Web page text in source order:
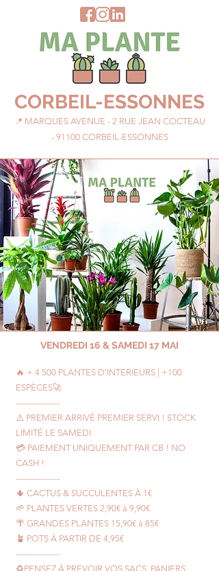
CORBEIL-ESSONNES
📍 MARQUES AVENUE - 2 RUE JEAN COCTEAU
- 91100 CORBEIL-ESSONNES
VENDREDI 16 & SAMEDI 17 MAI
🔥 + 4 500 PLANTES D'INTERIEURS | +100
ESPÈCES🚀
----------------
⚠️ PREMIER ARRIVÉ PREMIER SERVI ! STOCK
LIMITÉ LE SAMEDI
💳 PAIEMENT UNIQUEMENT PAR CB ! NO
CASH !
----------------
🌵 CACTUS & SUCCULENTES À 1€
🌱 PLANTES VERTES 2,90€ à 9,90€
🌴 GRANDES PLANTES 15,90€ à 85€
🪴 POTS À PARTIR DE 4,95€
----------------
♻️PENSEZ À PREVOIR VOS SACS, PANIERS